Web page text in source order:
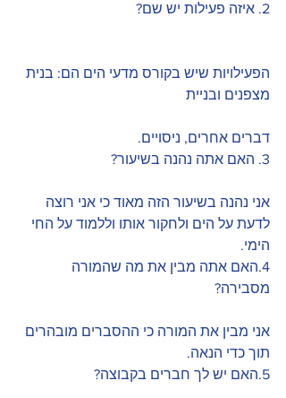
2. איזה פעילות יש שם?
הפעילויות שיש בקורס מדעי הים הם: בנית
מצפנים ובניית
דברים אחרים, ניסויים.
3. האם אתה נהנה בשיעור?
אני נהנה בשיעור הזה מאוד כי אני רוצה
לדעת על הים ולחקור אותו וללמוד על החי
הימי.
4.האם אתה מבין את מה שהמורה
מסבירה?
אני מבין את המורה כי ההסברים מובהרים
תוך כדי הנאה.
5.האם יש לך חברים בקבוצה?